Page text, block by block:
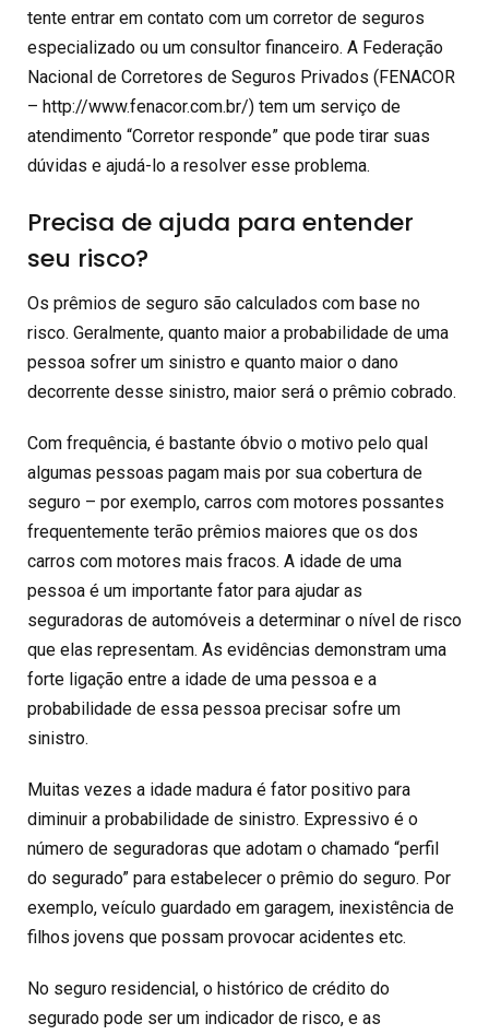
tente entrar em contato com um corretor de seguros
especializado ou um consultor financeiro. A Federação
Nacional de Corretores de Seguros Privados (FENACOR
– http://www.fenacor.com.br/) tem um serviço de
atendimento “Corretor responde” que pode tirar suas
dúvidas e ajudá-lo a resolver esse problema.
Precisa de ajuda para entender
seu risco?
Os prêmios de seguro são calculados com base no
risco. Geralmente, quanto maior a probabilidade de uma
pessoa sofrer um sinistro e quanto maior o dano
decorrente desse sinistro, maior será o prêmio cobrado.
Com frequência, é bastante óbvio o motivo pelo qual
algumas pessoas pagam mais por sua cobertura de
seguro – por exemplo, carros com motores possantes
frequentemente terão prêmios maiores que os dos
carros com motores mais fracos. A idade de uma
pessoa é um importante fator para ajudar as
seguradoras de automóveis a determinar o nível de risco
que elas representam. As evidências demonstram uma
forte ligação entre a idade de uma pessoa e a
probabilidade de essa pessoa precisar sofre um
sinistro.
Muitas vezes a idade madura é fator positivo para
diminuir a probabilidade de sinistro. Expressivo é o
número de seguradoras que adotam o chamado “perfil
do segurado” para estabelecer o prêmio do seguro. Por
exemplo, veículo guardado em garagem, inexistência de
filhos jovens que possam provocar acidentes etc.
No seguro residencial, o histórico de crédito do
segurado pode ser um indicador de risco, e as